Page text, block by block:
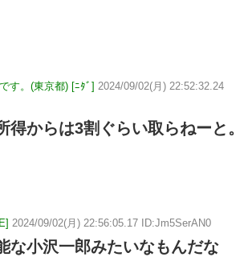
す。(東京都) [ﾆﾀﾞ] 2024/09/02(月) 22:52:32.24
得からは3割ぐらい取らねーと。
2024/09/02(月) 22:56:05.17 ID:Jm5SerAN0
な小沢一郎みたいなもんだな